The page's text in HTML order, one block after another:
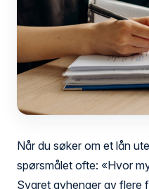
Når du søker om et lån
spørsmålet ofte: «Hvor
Svaret avhenger av flere